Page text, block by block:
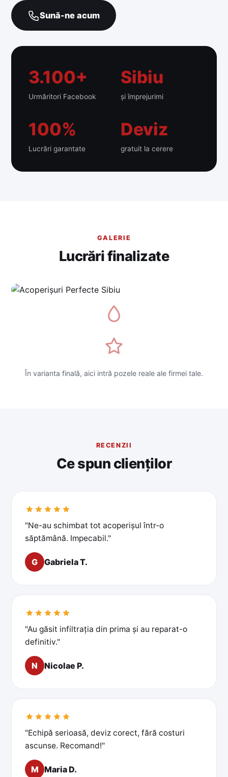
Sună-ne acum
3.100+
Urmăritori Facebook
Sibiu
și împrejurimi
100%
Lucrări garantate
Deviz
gratuit la cerere
GALERIE
Lucrări finalizate
În varianta finală, aici intră pozele reale ale firmei tale.
RECENZII
Ce spun clienților
"Ne-au schimbat tot acoperișul într-o
săptămână. Impecabil."
G Gabriela T.
"Au găsit infiltrația din prima și au reparat-o
definitiv."
N Nicolae P.
"Echipă serioasă, deviz corect, fără costuri
ascunse. Recomand!"
M Maria D.